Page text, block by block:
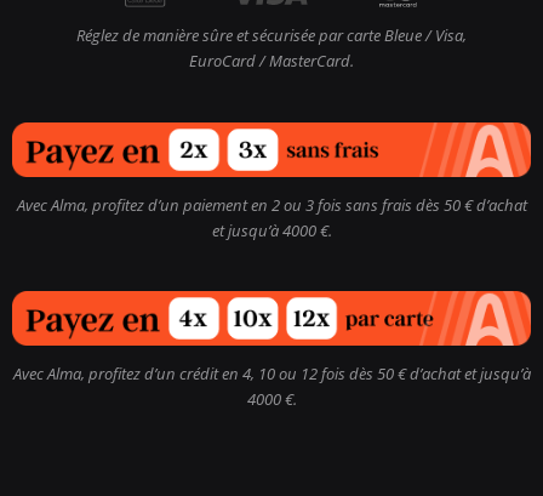
Réglez de manière sûre et sécurisée par carte Bleue / Visa,
EuroCard / MasterCard.
Avec Alma, profitez d’un paiement en 2 ou 3 fois sans frais dès 50 € d’achat
et jusqu’à 4000 €.
Avec Alma, profitez d’un crédit en 4, 10 ou 12 fois dès 50 € d’achat et jusqu’à
4000 €.